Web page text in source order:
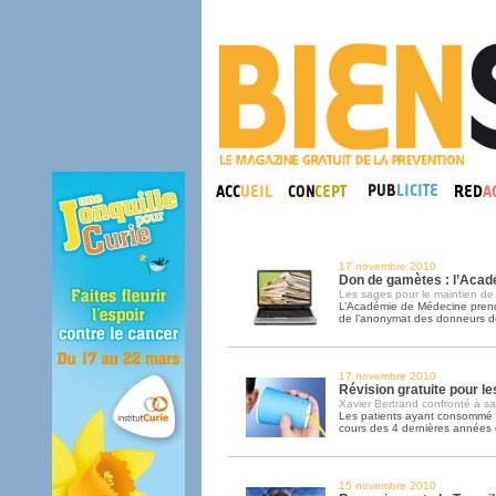
17 novembre 2010
Don de gamètes :
Les sages pour le maintien de
L’Académie de Médecine
de l’anonymat des donneurs
17 novembre 2010
Révision gratuite pour
Xavier Bertrand confronté à
Les patients ayant
cours des 4 dernières années
15 novembre 2010